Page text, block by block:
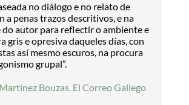
no diálogo e no relato de
a penas trazos descritivos, e na
do autor para reflectir o ambiente e
gris e opresiva daqueles días, con
así mesmo escuros, na procura
grupal”.
Bouzas. El Correo Gallego